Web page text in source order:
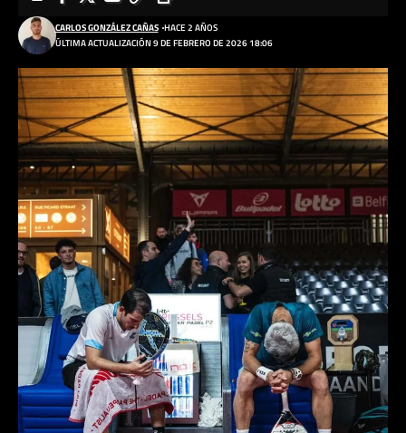
ÚLTIMA ACTUALIZACIÓN 9 DE FEBRERO DE 2026 18:06
CARLOS GONZÁLEZ CAÑAS HACE 2 AÑOS